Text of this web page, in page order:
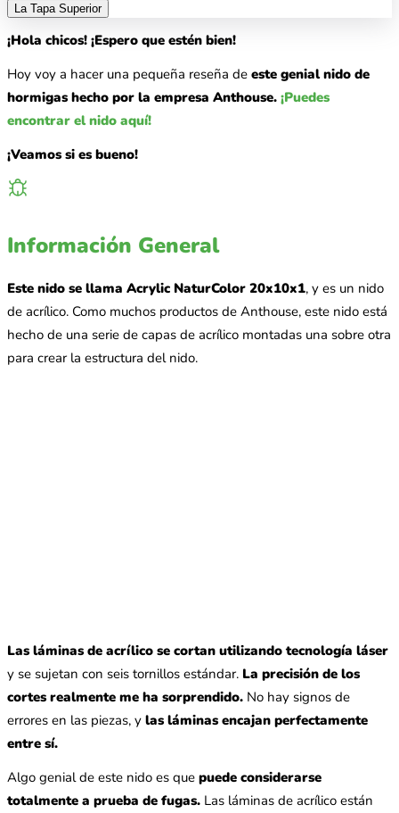
La Tapa Superior
¡Hola chicos! ¡Espero que estén bien!
Hoy voy a hacer una pequeña reseña de este genial nido de
hormigas hecho por la empresa Anthouse. ¡Puedes
encontrar el nido aquí!
¡Veamos si es bueno!
Información General
Este nido se llama Acrylic NaturColor 20x10x1, y es un nido
de acrílico. Como muchos productos de Anthouse, este nido está
hecho de una serie de capas de acrílico montadas una sobre otra
para crear la estructura del nido.
Las láminas de acrílico se cortan utilizando tecnología láser
y se sujetan con seis tornillos estándar. La precisión de los
cortes realmente me ha sorprendido. No hay signos de
errores en las piezas, y las láminas encajan perfectamente
entre sí.
Algo genial de este nido es que puede considerarse
totalmente a prueba de fugas. Las láminas de acrílico están